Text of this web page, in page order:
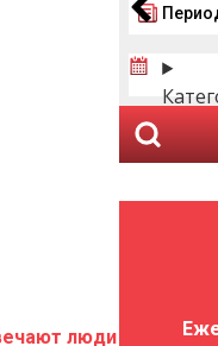
люди